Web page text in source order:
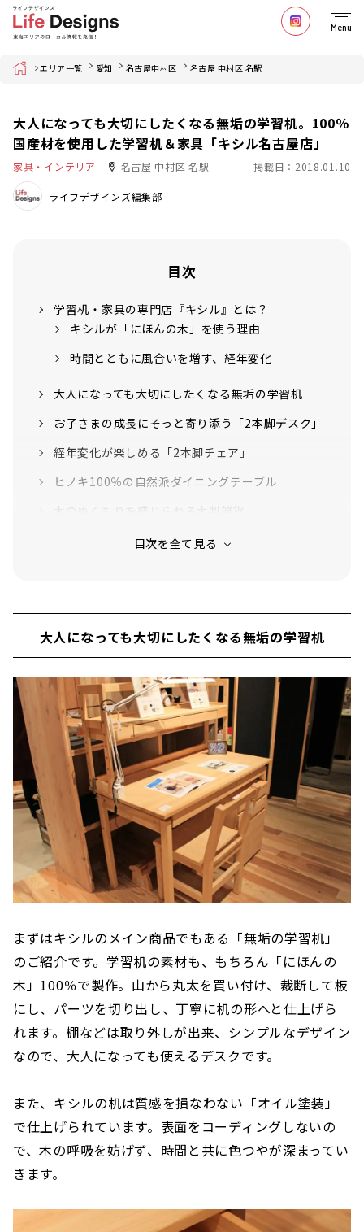
Menu
Home エリア一覧 愛知 名古屋中村区 名古屋 中村区 名駅
大人になっても大切にしたくなる無垢の学習机。100％
国産材を使用した学習机＆家具「キシル名古屋店」
家具・インテリア 名古屋 中村区 名駅 掲載日：2018.01.10
ライフデザインズ編集部
目次
学習机・家具の専門店『キシル』とは？
キシルが「にほんの木」を使う理由
時間とともに風合いを増す、経年変化
大人になっても大切にしたくなる無垢の学習机
お子さまの成長にそっと寄り添う「2本脚デスク」
経年変化が楽しめる「2本脚チェア」
ヒノキ100％の自然派ダイニングテーブル
木のぬくもりを感じられる木製雑貨
大人になっても大切にしたくなる無垢の学習机
まずはキシルのメイン商品でもある「無垢の学習机」
のご紹介です。学習机の素材も、もちろん「にほんの
木」100％で製作。山から丸太を買い付け、裁断して板
にし、パーツを切り出し、丁寧に机の形へと仕上げら
れます。棚などは取り外しが出来、シンプルなデザイン
なので、大人になっても使えるデスクです。
また、キシルの机は質感を損なわない「オイル塗装」
で仕上げられています。表面をコーディングしないの
で、木の呼吸を妨げず、時間と共に色つやが深まってい
きます。